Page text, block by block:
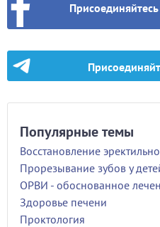
Популярные темы
Восстановление
Прорезывание зубов у
ОРВИ - обоснованное
Здоровье печени
Проктология